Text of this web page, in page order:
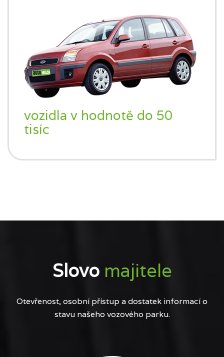
vozidla v hodnotě do 50
tisíc
Slovo majitele
Otevřenost, osobní přístup a dostatek informací o
stavu našeho vozového parku.